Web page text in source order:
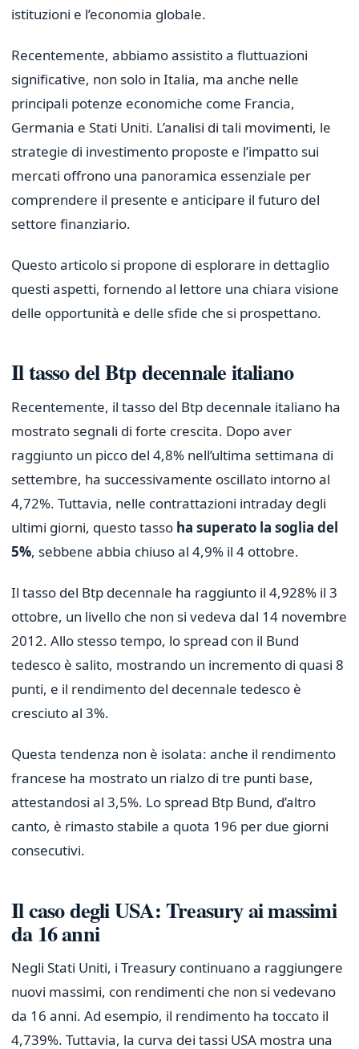
istituzioni e l’economia globale.
Recentemente, abbiamo assistito a fluttuazioni
significative, non solo in Italia, ma anche nelle
principali potenze economiche come Francia,
Germania e Stati Uniti. L’analisi di tali movimenti, le
strategie di investimento proposte e l’impatto sui
mercati offrono una panoramica essenziale per
comprendere il presente e anticipare il futuro del
settore finanziario.
Questo articolo si propone di esplorare in dettaglio
questi aspetti, fornendo al lettore una chiara visione
delle opportunità e delle sfide che si prospettano.
Il tasso del Btp decennale italiano
Recentemente, il tasso del Btp decennale italiano ha
mostrato segnali di forte crescita. Dopo aver
raggiunto un picco del 4,8% nell’ultima settimana di
settembre, ha successivamente oscillato intorno al
4,72%. Tuttavia, nelle contrattazioni intraday degli
ultimi giorni, questo tasso ha superato la soglia del
5%, sebbene abbia chiuso al 4,9% il 4 ottobre.
Il tasso del Btp decennale ha raggiunto il 4,928% il 3
ottobre, un livello che non si vedeva dal 14 novembre
2012. Allo stesso tempo, lo spread con il Bund
tedesco è salito, mostrando un incremento di quasi 8
punti, e il rendimento del decennale tedesco è
cresciuto al 3%.
Questa tendenza non è isolata: anche il rendimento
francese ha mostrato un rialzo di tre punti base,
attestandosi al 3,5%. Lo spread Btp Bund, d’altro
canto, è rimasto stabile a quota 196 per due giorni
consecutivi.
Il caso degli USA: Treasury ai massimi
da 16 anni
Negli Stati Uniti, i Treasury continuano a raggiungere
nuovi massimi, con rendimenti che non si vedevano
da 16 anni. Ad esempio, il rendimento ha toccato il
4,739%. Tuttavia, la curva dei tassi USA mostra una